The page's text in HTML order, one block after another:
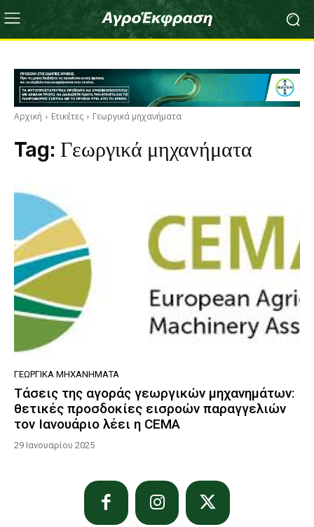
Αρχική Ετικέτες Γεωργικά μηχανήματα
Tag: Γεωργικά μηχανήματα
ΓΕΩΡΓΙΚΆ ΜΗΧΑΝΉΜΑΤΑ
Τάσεις της αγοράς γεωργικών μηχανημάτων:
θετικές προσδοκίες εισροών παραγγελιών
τον Ιανουάριο λέει η CEMA
29 Ιανουαρίου 2025